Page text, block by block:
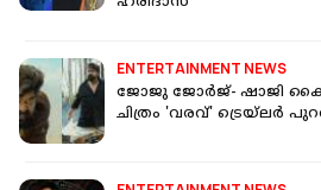
ENTERTAINMENT NEWS
ജോജു ജോർജ്- ഷാജി
ചിത്രം 'വരവ്' ട്രെയ്‌ലർ